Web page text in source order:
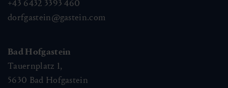
+43 6432 3393 460
dorfgastein@gastein.com
Bad Hofgastein
Tauernplatz 1,
5630 Bad Hofgastein